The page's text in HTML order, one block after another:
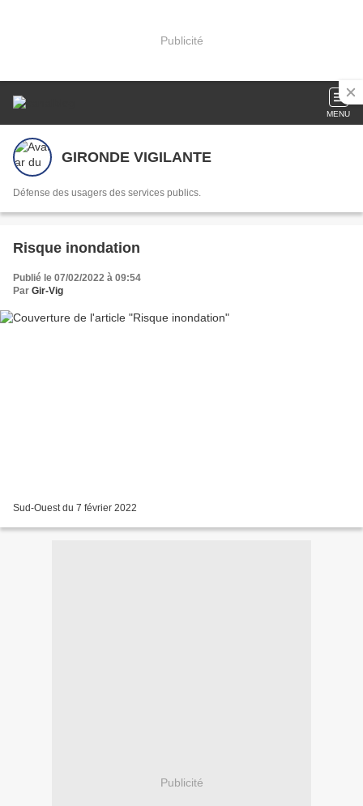
Publicité
MENU
GIRONDE VIGILANTE
Défense des usagers des services publics.
Risque inondation
Publié le 07/02/2022 à 09:54
Par Gir-Vig
Sud-Ouest du 7 février 2022
Publicité